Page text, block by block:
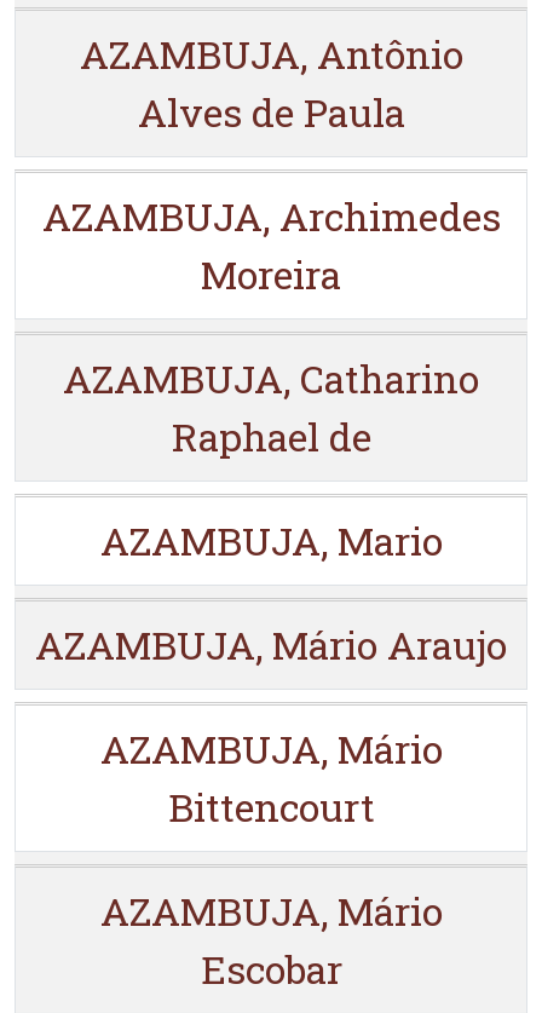
AZAMBUJA, Antônio
Alves de Paula
AZAMBUJA, Archimedes
Moreira
AZAMBUJA, Catharino
Raphael de
AZAMBUJA, Mario
AZAMBUJA, Mário Araujo
AZAMBUJA, Mário
Bittencourt
AZAMBUJA, Mário
Escobar